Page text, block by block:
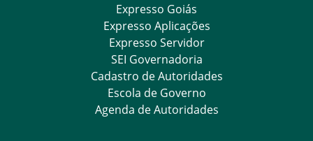
Expresso Goiás
Expresso Aplicações
Expresso Servidor
SEI Governadoria
Cadastro de Autoridades
Escola de Governo
Agenda de Autoridades